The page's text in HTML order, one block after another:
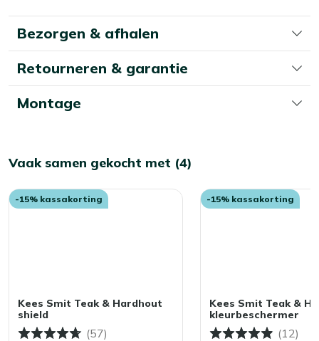
bergen. Denk aan een schuur, overkapping of
pagina
Bezorgen & afhalen
Retourneren & garantie
Montage
Vaak samen gekocht met (4)
-15% kassakorting
Kees Smit Teak & Hardhout
shield
(57)
-15% kassakorting
Kees Smit Teak &
kleurbeschermer
(12)